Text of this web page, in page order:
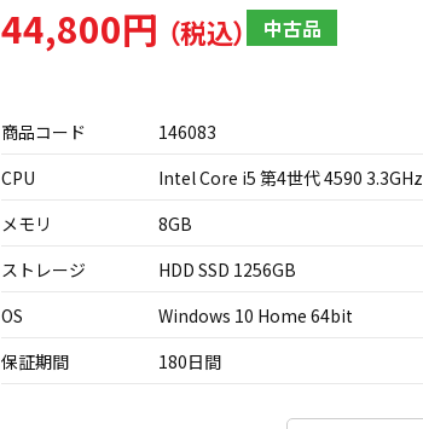
44,800円 中古品
商品コード
146083
CPU
Intel Core i5 第4世代 4590 3.3GHz
メモリ
8GB
ストレージ
HDD SSD 1256GB
OS
Windows 10 Home 64bit
保証期間
180日間